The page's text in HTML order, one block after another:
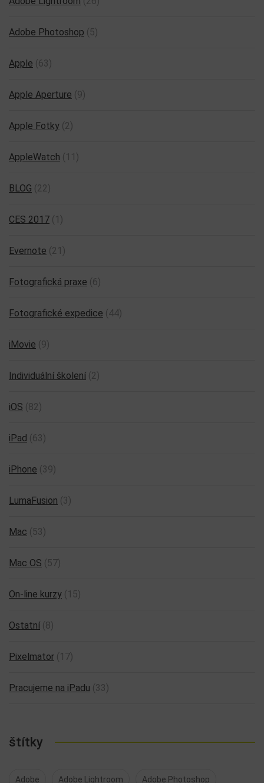
Adobe Photoshop (5)
Apple (63)
Apple Aperture (9)
Apple Fotky (2)
AppleWatch (11)
BLOG (22)
CES 2017 (1)
Evernote (21)
Fotografická praxe (6)
Fotografické expedice (44)
iMovie (9)
Individuální školení (2)
iOS (82)
iPad (63)
iPhone (39)
LumaFusion (3)
Mac (53)
Mac OS (57)
On-line kurzy (15)
Ostatní (8)
Pixelmator (17)
Pracujeme na iPadu (33)
štítky
Adobe Adobe Lightroom Adobe Photoshop